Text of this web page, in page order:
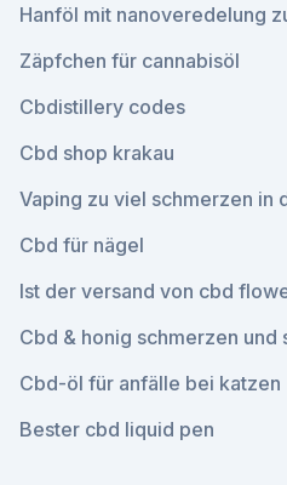
Hanföl mit nanoveredelung
Zäpfchen für cannabisöl
Cbdistillery codes
Cbd shop krakau
Vaping zu viel schmerzen in
Cbd für nägel
Ist der versand von cbd
Cbd & honig schmerzen und
Cbd-öl für anfälle bei katzen
Bester cbd liquid pen